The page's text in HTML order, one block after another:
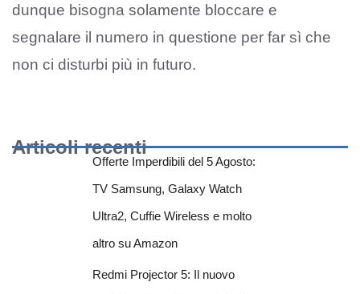
dunque bisogna solamente bloccare e
segnalare il numero in questione per far sì che
non ci disturbi più in futuro.
Articoli recenti
Offerte Imperdibili del 5 Agosto:
TV Samsung, Galaxy Watch
Ultra2, Cuffie Wireless e molto
altro su Amazon
Redmi Projector 5: Il nuovo